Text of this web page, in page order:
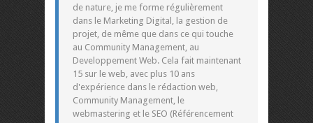
de nature, je me forme régulièrement
dans le Marketing Digital, la gestion de
projet, de même que dans ce qui touche
au Community Management, au
Developpement Web. Cela fait maintenant
15 sur le web, avec plus 10 ans
d'expérience dans le rédaction web,
Community Management, le
webmastering et le SEO (Référencement